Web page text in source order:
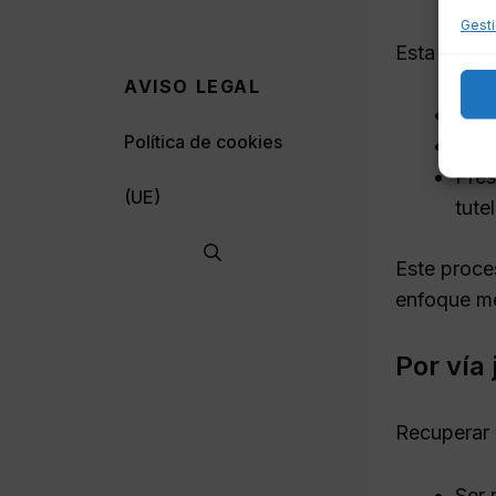
Esta
Este
enfoque
Por vía
AVISO LEGAL
Política de cookies
(UE)